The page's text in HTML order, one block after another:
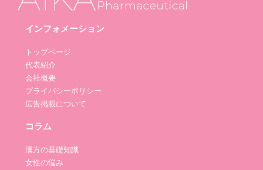
インフォメーション
トップページ
代表紹介
会社概要
プライバシーポリシー
広告掲載について
コラム
漢方の基礎知識
女性の悩み